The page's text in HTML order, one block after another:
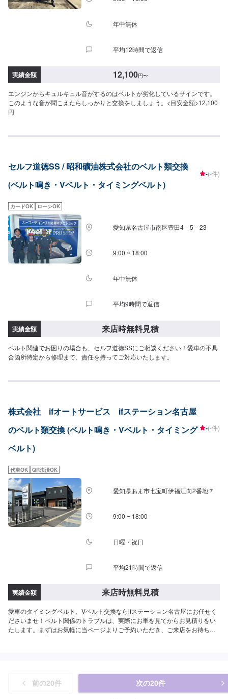
年中無休
平均12時間で返信
実績金額 12,100円〜
エンジンからキュルキュル音がするのはベルトが劣化しているサインです。
このような音が聞こえたらしっかりと交換をしましょう。<目安金額>12,100
円
セルフ道徳SS / 昭和礦油株式会社のベルト類交換
(ベルト鳴き・Vベルト・タイミングベルト)
-(-件)
カードOK ローンOK
愛知県名古屋市南区豊田4－5－23
9:00 ~ 18:00
年中無休
平均9時間で返信
実績金額 来店時無料見積
ベルト関連でお困りの場合も、セルフ道徳SSにご相談ください！愛車の不具
合箇所特定から修理まで、責任を持ってご対応いたします。
株式会社 ifオートサービス ifステーション名古屋
のベルト類交換 (ベルト鳴き・Vベルト・タイミング
ベルト)
-(-件)
代車OK QR決済OK
愛知県あま市七宝町伊福江向2番地７
9:00 ~ 18:00
日曜・祝日
平均21時間で返信
実績金額 来店時無料見積
愛車のタイミングベルト、Vベルト交換ならifステーション名古屋にお任せく
ださいませ！ベルト関係のトラブルは、実際にお車を見てからお見積りをい
たします。まずはお気軽に当ページよりご予約いただき、ご来店をお待ちし
前の20件 次の20件